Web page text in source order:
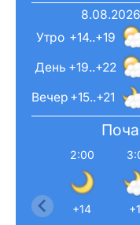
8.08.2026
+14..+19
+19..+22
+15..+21
Вечер
День
Утро
2:00
+14